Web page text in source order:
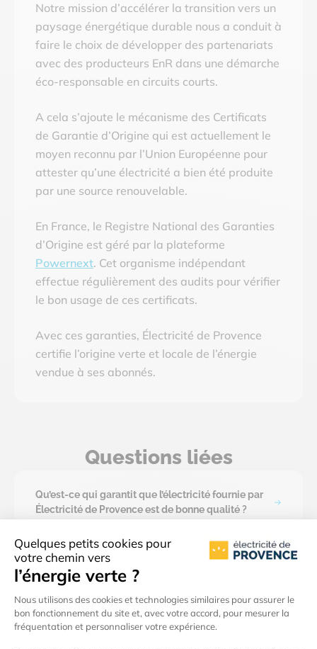
Notre mission d’accélérer la transition vers un
paysage énergétique durable nous a conduit à
faire le choix de développer des partenariats
avec des producteurs EnR dans une démarche
éco-responsable en circuits courts.
A cela s’ajoute le mécanisme des Certificats
de Garantie d’Origine qui est actuellement le
moyen reconnu par l’Union Européenne pour
attester qu’une électricité a bien été produite
par une source renouvelable.
En France, le Registre National des Garanties
d’Origine est géré par la plateforme
Powernext. Cet organisme indépendant
effectue régulièrement des audits pour vérifier
le bon usage de ces certificats.
Avec ces garanties, Électricité de Provence
certifie l’origine verte et locale de l’énergie
vendue à ses abonnés.
Questions liées
Qu’est-ce qui garantit que l’électricité fournie par
Électricité de Provence est de bonne qualité ?
Concrètement, à quoi correspondent ces
certificats ?